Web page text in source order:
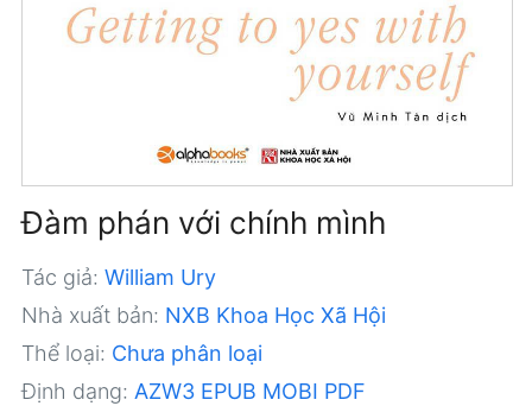
Đàm phán với chính mình
Tác giả: William Ury
Nhà xuất bản: NXB Khoa Học Xã Hội
Thể loại: Chưa phân loại
Định dạng: AZW3 EPUB MOBI PDF